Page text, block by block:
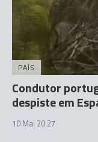
PAÍS
Condutor
despiste em
10 Mai 20:27